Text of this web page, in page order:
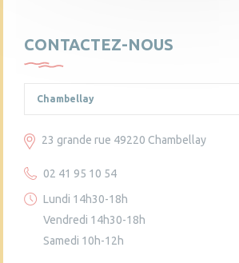
CONTACTEZ-NOUS
Chambellay
23 grande rue 49220 Chambellay
02 41 95 10 54
Lundi 14h30-18h
Vendredi 14h30-18h
Samedi 10h-12h